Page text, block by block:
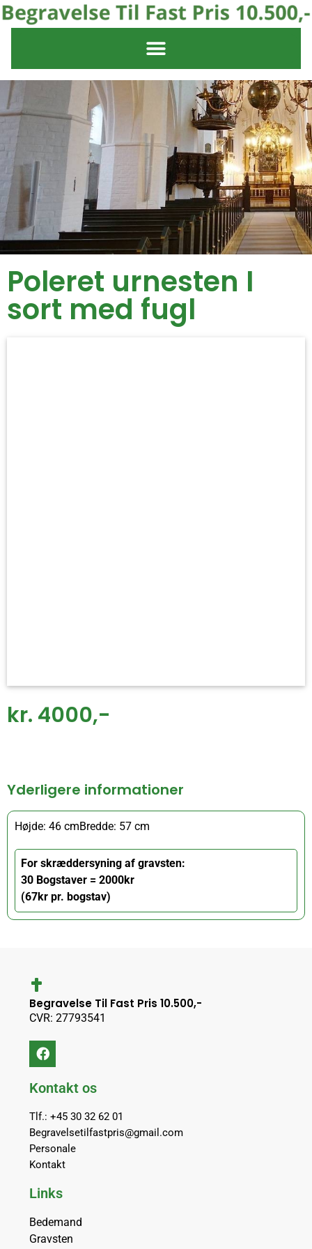
Poleret urnesten I
sort med fugl
kr. 4000,-
Yderligere informationer
Højde: 46 cmBredde: 57 cm
For skræddersyning af gravsten:
30 Bogstaver = 2000kr
(67kr pr. bogstav)
Begravelse Til Fast Pris 10.500,-
CVR: 27793541
Kontakt os
Tlf.: +45 30 32 62 01
Begravelsetilfastpris@gmail.com
Personale
Kontakt
Links
Bedemand
Gravsten